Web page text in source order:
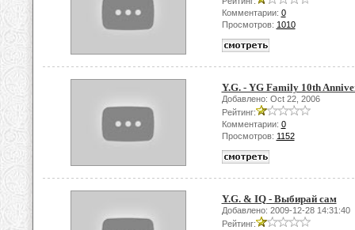
Комментарии: 0
Просмотров: 1010
Y.G. - YG Family 10th
Добавлено: Oct 22, 2006
Рейтинг:
Комментарии: 0
Просмотров: 1152
Y.G. & IQ - Выбирай сам
Добавлено: 2009-12-28 14:31:40
Рейтинг: